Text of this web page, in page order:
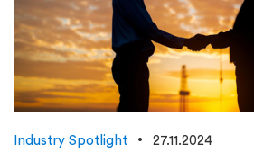
Industry Spotlight 27.11.2024